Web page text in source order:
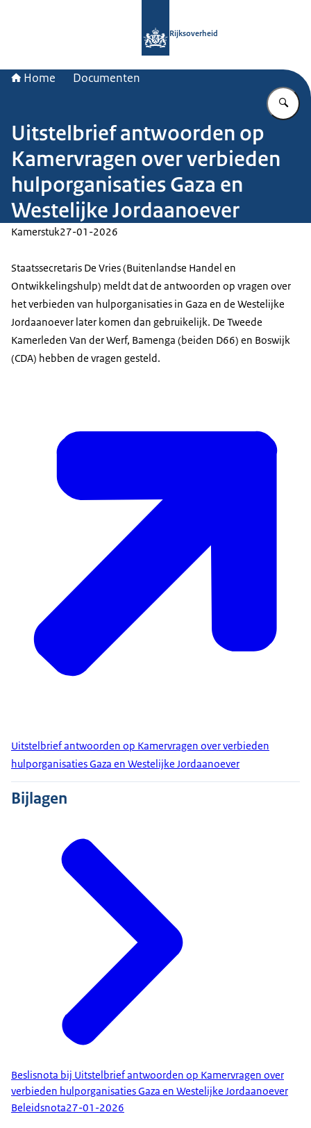
Rijksoverheid
Home Documenten
Uitstelbrief antwoorden op
Kamervragen over verbieden
hulporganisaties Gaza en
Westelijke Jordaanoever
Kamerstuk27-01-2026
Staatssecretaris De Vries (Buitenlandse Handel en
Ontwikkelingshulp) meldt dat de antwoorden op vragen over
het verbieden van hulporganisaties in Gaza en de Westelijke
Jordaanoever later komen dan gebruikelijk. De Tweede
Kamerleden Van der Werf, Bamenga (beiden D66) en Boswijk
(CDA) hebben de vragen gesteld.
Uitstelbrief antwoorden op Kamervragen over verbieden
hulporganisaties Gaza en Westelijke Jordaanoever
Bijlagen
Beslisnota bij Uitstelbrief antwoorden op Kamervragen over
verbieden hulporganisaties Gaza en Westelijke Jordaanoever
Beleidsnota27-01-2026